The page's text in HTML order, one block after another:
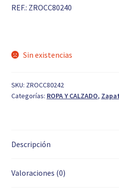
original
REF.: ZROCC80240
Sin existencias
SKU: ZROCC80242
Categorías: ROPA Y CALZADO,
Descripción
Valoraciones (0)